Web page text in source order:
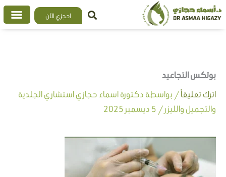
تخطي
إلى
احجزي الآن
بوتكس التجاعيد
اترك تعليقاً/ بواسطة دكتورة اسماء حجازي استشاري الجلدية
والتجميل والليزر/ 5 ديسمبر 2025